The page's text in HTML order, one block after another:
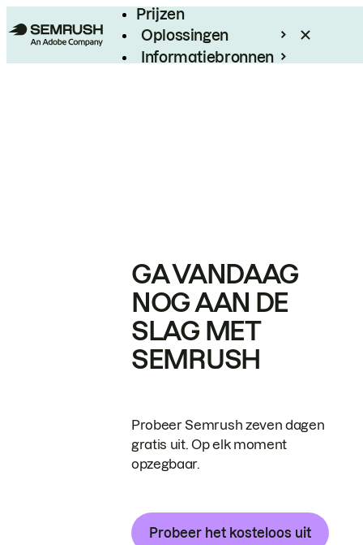
Prijzen
Oplossingen
Informatiebronnen
GA VANDAAG
NOG AAN DE
SLAG MET
SEMRUSH
Probeer Semrush zeven dagen
gratis uit. Op elk moment
opzegbaar.
Probeer het kosteloos uit